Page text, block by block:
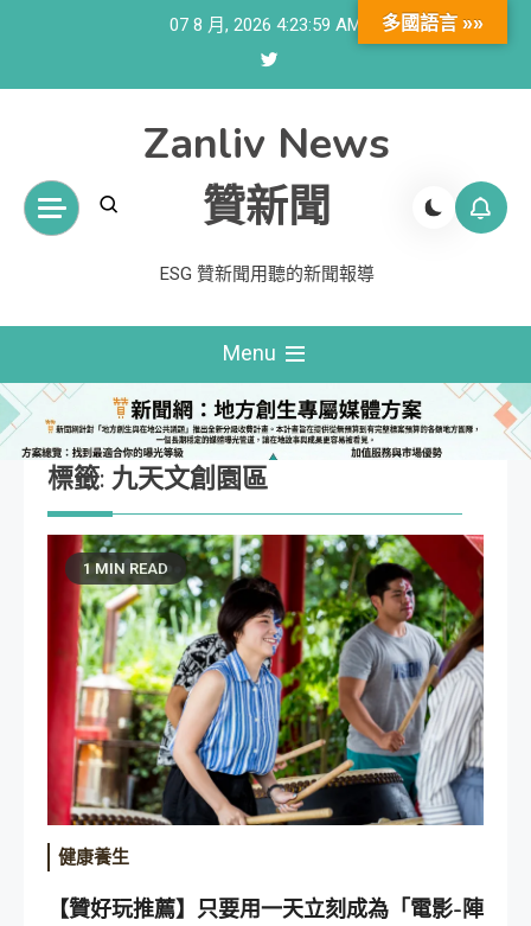
07 8 月, 2026 4:24:00 AM
Zanliv News
贊新聞
ESG 贊新聞用聽的新聞報導
Menu
標籤: 九天文創園區
1 MIN READ
健康養生
【贊好玩推薦】只要用一天立刻成為「電影-陣
多國語言 »»